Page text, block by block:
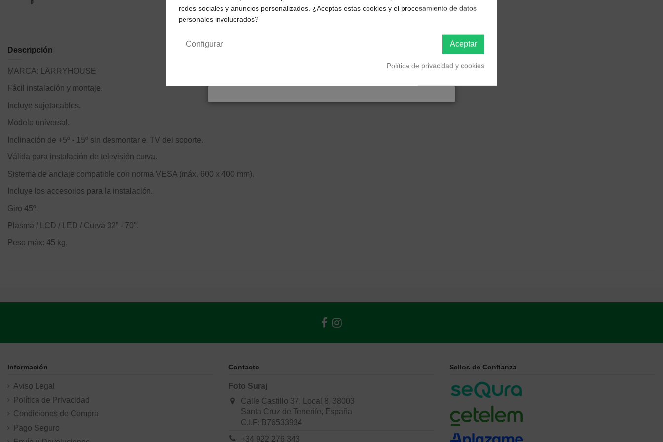
Descripción
MARCA: LARRYHOUSE
Fácil instalación y montaje.
Incluye sujetacables.
Modelo universal.
Inclinación de +5º - 15º sin desmontar el TV del soporte.
Válida para instalación de televisión curva.
Sistema de anclaje compatible con norma VESA (máx. 600 x 400 mm).
Incluye los accesorios para la instalación.
Giro 45º.
Plasma / LCD / LED / Curva 32” - 70".
Peso máx: 45 kg.
Información
Aviso Legal
Política de Privacidad
Condiciones de Compra
Pago Seguro
Contacto
Foto Suraj
Calle Castillo 37, Local 8, 38003
Santa Cruz de Tenerife, España
C.I.F: B76533934
+34 922 276 343
Sellos de Confianza
impuestos correctos para tu región.
redes sociales y anuncios personalizados. ¿Aceptas estas cookies y el procesamiento de datos
personales involucrados?
Aceptar
Configurar
Política de privacidad y cookies